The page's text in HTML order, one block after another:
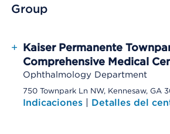
Group
+ Kaiser Permanente
Comprehensive Medical
Ophthalmology Department
750 Townpark Ln NW, Kennesaw, GA
Indicaciones | Detalles del